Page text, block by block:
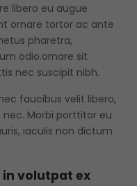
libero eu augue
ornare tortor ac ante
pharetra,
odio.ornare sit
nec suscipit nibh.
faucibus velit libero,
Morbi porttitor eu
iaculis non dictum
volutpat ex